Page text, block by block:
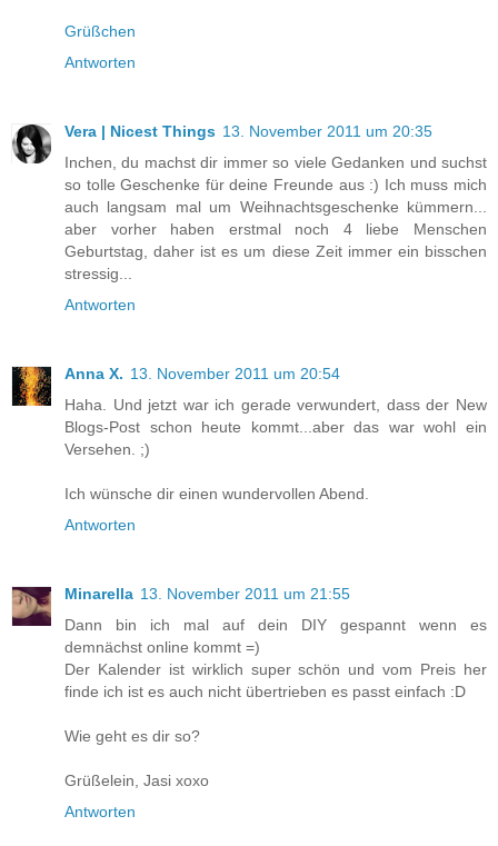
Grüßchen
Antworten
Vera | Nicest Things 13. November 2011 um 20:35
Inchen, du machst dir immer so viele Gedanken und suchst
so tolle Geschenke für deine Freunde aus :) Ich muss mich
auch langsam mal um Weihnachtsgeschenke kümmern...
aber vorher haben erstmal noch 4 liebe Menschen
Geburtstag, daher ist es um diese Zeit immer ein bisschen
stressig...
Antworten
Anna X. 13. November 2011 um 20:54
Haha. Und jetzt war ich gerade verwundert, dass der New
Blogs-Post schon heute kommt...aber das war wohl ein
Versehen. ;)
Ich wünsche dir einen wundervollen Abend.
Antworten
Minarella 13. November 2011 um 21:55
Dann bin ich mal auf dein DIY gespannt wenn es
demnächst online kommt =)
Der Kalender ist wirklich super schön und vom Preis her
finde ich ist es auch nicht übertrieben es passt einfach :D
Wie geht es dir so?
Grüßelein, Jasi xoxo
Antworten